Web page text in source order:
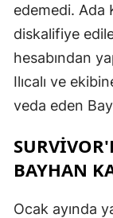
edemedi. Ada
diskalifiye
hesabından
Ilıcalı ve
veda eden
BAYHAN
Ocak ayında